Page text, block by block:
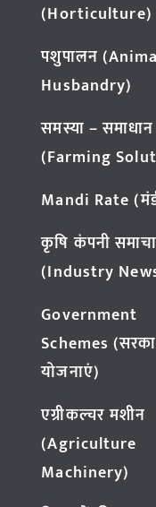
(Horticulture)
पशुपालन
Husbandry)
समस्या – समाधान
(Farming
Mandi Rate
कृषि कंपनी
(Industry
Government
Schemes
योजनाएं)
एग्रीकल्चर मशीन
(Agriculture
Machinery)